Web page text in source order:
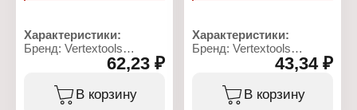
Характеристики:
Бренд: Vertextools
Артикул: 666-06
Тип товара: Сверло
Назначение: по металлу
Диаметр: 6 мм
62,23 ₽
В корзину
Характеристики:
Бренд: Vertextools
Артикул: 666-05
Тип товара: Сверло
Назначение: по металлу
Диаметр: 5 мм
43,34 ₽
В корзину